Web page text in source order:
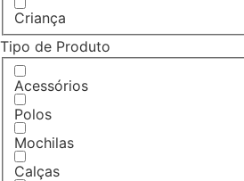
Criança
Tipo de Produto
Acessórios
Polos
Mochilas
Calças